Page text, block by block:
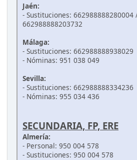
Jaén:
- Sustituciones: 662988888280004
662988888203732
Málaga:
- Sustituciones: 662988888938029
- Nóminas: 951 038 049
Sevilla:
- Sustituciones: 662988888334236
- Nóminas: 955 034 436
SECUNDARIA, FP, ERE
Almería:
- Personal: 950 004 578
- Sustituciones: 950 004 578